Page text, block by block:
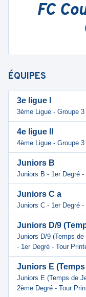
FC
ÉQUIPES
3e ligue I
3ème Ligue - Groupe 3
4e ligue II
4ème Ligue - Groupe 3
Juniors B
Juniors B - 1er Degré
Juniors C a
Juniors C - 1er Degré
Juniors D/9
Juniors D/9 (Temps
- 1er Degré - Tour
Juniors E (Temps
Juniors E (Temps de
2ème Degré - Tour